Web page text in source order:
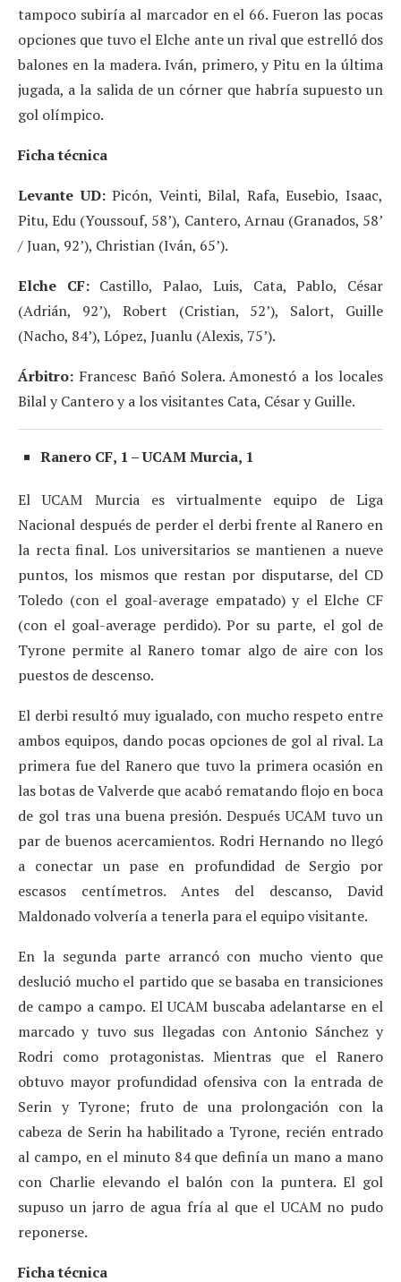
tampoco subiría al marcador en el 66. Fueron las pocas
opciones que tuvo el Elche ante un rival que estrelló dos
balones en la madera. Iván, primero, y Pitu en la última
jugada, a la salida de un córner que habría supuesto un
gol olímpico.
Ficha técnica
Levante UD:Picón, Veinti, Bilal, Rafa, Eusebio, Isaac,
Pitu, Edu (Youssouf, 58’), Cantero, Arnau (Granados, 58’
/ Juan, 92’), Christian (Iván, 65’).
Elche CF:Castillo, Palao, Luis, Cata, Pablo, César
(Adrián, 92’), Robert (Cristian, 52’), Salort, Guille
(Nacho, 84’), López, Juanlu (Alexis, 75’).
Árbitro: Francesc Bañó Solera. Amonestó a los locales
Bilal y Cantero y a los visitantes Cata, César y Guille.
Ranero CF, 1 – UCAM Murcia, 1
El UCAM Murcia es virtualmente equipo de Liga
Nacional después de perder el derbi frente al Ranero en
la recta final. Los universitarios se mantienen a nueve
puntos, los mismos que restan por disputarse, del CD
Toledo (con el goal-average empatado) y el Elche CF
(con el goal-average perdido). Por su parte, el gol de
Tyrone permite al Ranero tomar algo de aire con los
puestos de descenso.
El derbi resultó muy igualado, con mucho respeto entre
ambos equipos, dando pocas opciones de gol al rival. La
primera fue del Ranero que tuvo la primera ocasión en
las botas de Valverde que acabó rematando flojo en boca
de gol tras una buena presión. Después UCAM tuvo un
par de buenos acercamientos. Rodri Hernando no llegó
a conectar un pase en profundidad de Sergio por
escasos centímetros. Antes del descanso, David
Maldonado volvería a tenerla para el equipo visitante.
En la segunda parte arrancó con mucho viento que
deslució mucho el partido que se basaba en transiciones
de campo a campo. El UCAM buscaba adelantarse en el
marcado y tuvo sus llegadas con Antonio Sánchez y
Rodri como protagonistas. Mientras que el Ranero
obtuvo mayor profundidad ofensiva con la entrada de
Serin y Tyrone; fruto de una prolongación con la
cabeza de Serin ha habilitado a Tyrone, recién entrado
al campo, en el minuto 84 que definía un mano a mano
con Charlie elevando el balón con la puntera. El gol
supuso un jarro de agua fría al que el UCAM no pudo
reponerse.
Ficha técnica